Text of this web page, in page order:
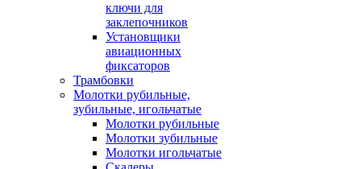
ключи для
заклепочников
Установщики
авиационных
фиксаторов
Трамбовки
Молотки рубильные,
зубильные, игольчатые
Молотки рубильные
Молотки зубильные
Молотки игольчатые